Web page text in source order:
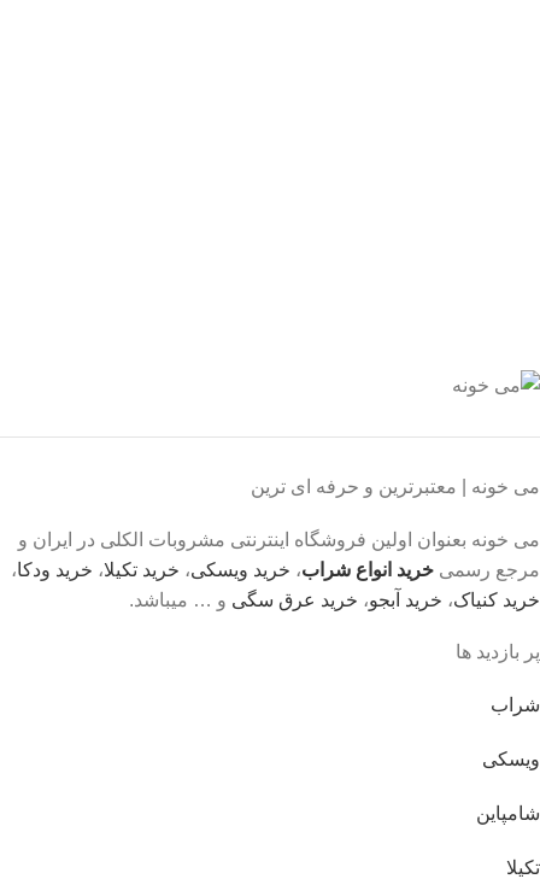
می خونه | معتبرترین و حرفه ای ترین
می خونه بعنوان اولین فروشگاه اینترنتی مشروبات الکلی در ایران و
مرجع رسمی خرید انواع شراب، خرید ویسکی، خرید تکیلا، خرید ودکا،
خرید کنیاک، خرید آبجو، خرید عرق سگی و … میباشد.
پر بازدید ها
شراب
ویسکی
شامپاین
تکیلا